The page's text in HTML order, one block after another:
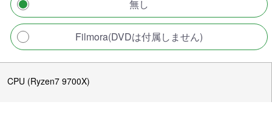
無し
Filmora(DVDは付属しません)
CPU (Ryzen7 9700X)